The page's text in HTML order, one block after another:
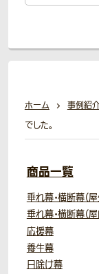
ホーム 事例紹
でした。
商品一覧
垂れ幕・横断幕（屋
垂れ幕・横断幕（屋
応援幕
養生幕
日除け幕